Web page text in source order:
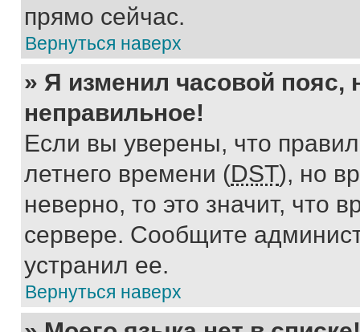
прямо сейчас.
Вернуться наверх
» Я изменил часовой пояс,
неправильное!
Если вы уверены, что
летнего времени (DST), но
неверно, то это значит, что
сервере. Сообщите
устранил ее.
Вернуться наверх